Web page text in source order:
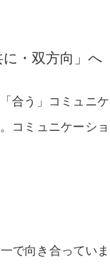
・双方向」へ
合う」コミュニケ
コミュニケーショ
で向き合っていま